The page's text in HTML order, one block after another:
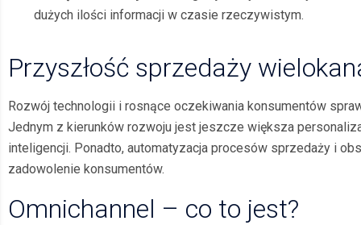
dużych ilości informacji w czasie rzeczywistym.
Przyszłość sprzedaży
Rozwój technologii i rosnące oczekiwania konsumentów
Jednym z kierunków rozwoju jest jeszcze większa
inteligencji. Ponadto, automatyzacja procesów sprzedaży i
zadowolenie konsumentów.
Omnichannel – co to jest?